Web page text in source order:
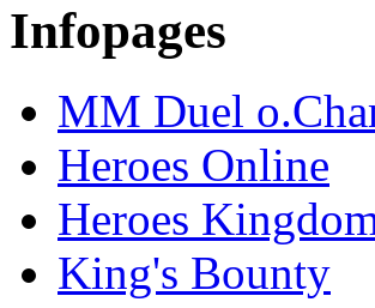
Infopages
MM Duel
Heroes Online
Heroes
King's Bounty